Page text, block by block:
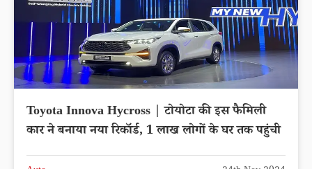
Toyota Innova Hycross | टोयोटा की इस फैमिली
कार ने बनाया नया रिकॉर्ड, 1 लाख लोगों के घर तक पहुंची